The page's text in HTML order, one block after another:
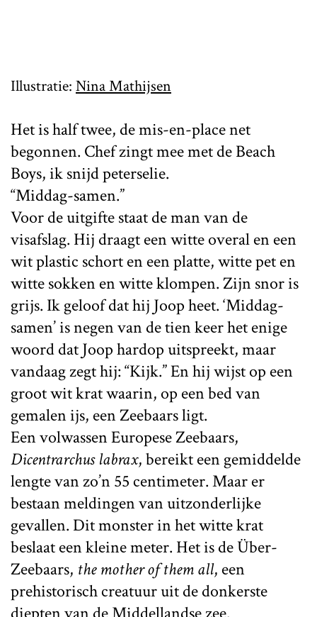
Illustratie: Nina Mathijsen
Het is half twee, de mis-en-place net
begonnen. Chef zingt mee met de Beach
Boys, ik snijd peterselie.
“Middag-samen.”
Voor de uitgifte staat de man van de
visafslag. Hij draagt een witte overal en een
wit plastic schort en een platte, witte pet en
witte sokken en witte klompen. Zijn snor is
grijs. Ik geloof dat hij Joop heet. ‘Middag-
samen’ is negen van de tien keer het enige
woord dat Joop hardop uitspreekt, maar
vandaag zegt hij: “Kijk.” En hij wijst op een
groot wit krat waarin, op een bed van
gemalen ijs, een Zeebaars ligt.
Een volwassen Europese Zeebaars,
Dicentrarchus labrax, bereikt een gemiddelde
lengte van zo’n 55 centimeter. Maar er
bestaan meldingen van uitzonderlijke
gevallen. Dit monster in het witte krat
beslaat een kleine meter. Het is de Über-
Zeebaars, the mother of them all, een
prehistorisch creatuur uit de donkerste